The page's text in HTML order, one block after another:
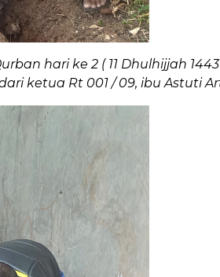
hari ke 2 ( 11 Dhulhijjah
ketua Rt 001 / 09, ibu Astuti